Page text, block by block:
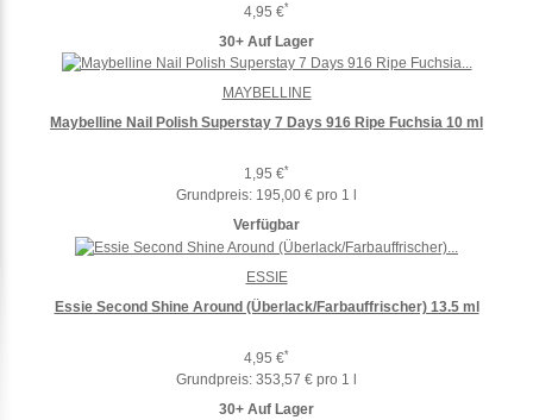
4,95 €*
30+ Auf Lager
Maybelline Nail Polish Superstay 7 Days 916 Ripe Fuchsia 10 ml
1,95 €*
Grundpreis: 195,00 € pro 1 l
Verfügbar
MAYBELLINE
Essie Second Shine Around (Überlack/Farbauffrischer) 13.5 ml
4,95 €*
Grundpreis: 353,57 € pro 1 l
30+ Auf Lager
ESSIE